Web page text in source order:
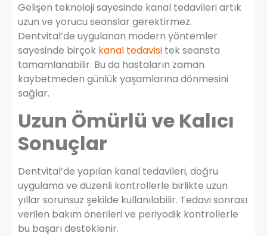
Gelişen teknoloji sayesinde kanal tedavileri artık
uzun ve yorucu seanslar gerektirmez.
Dentvital’de uygulanan modern yöntemler
sayesinde birçok kanal tedavisi tek seansta
tamamlanabilir. Bu da hastaların zaman
kaybetmeden günlük yaşamlarına dönmesini
sağlar.
Uzun Ömürlü ve Kalıcı
Sonuçlar
Dentvital’de yapılan kanal tedavileri, doğru
uygulama ve düzenli kontrollerle birlikte uzun
yıllar sorunsuz şekilde kullanılabilir. Tedavi sonrası
verilen bakım önerileri ve periyodik kontrollerle
bu başarı desteklenir.